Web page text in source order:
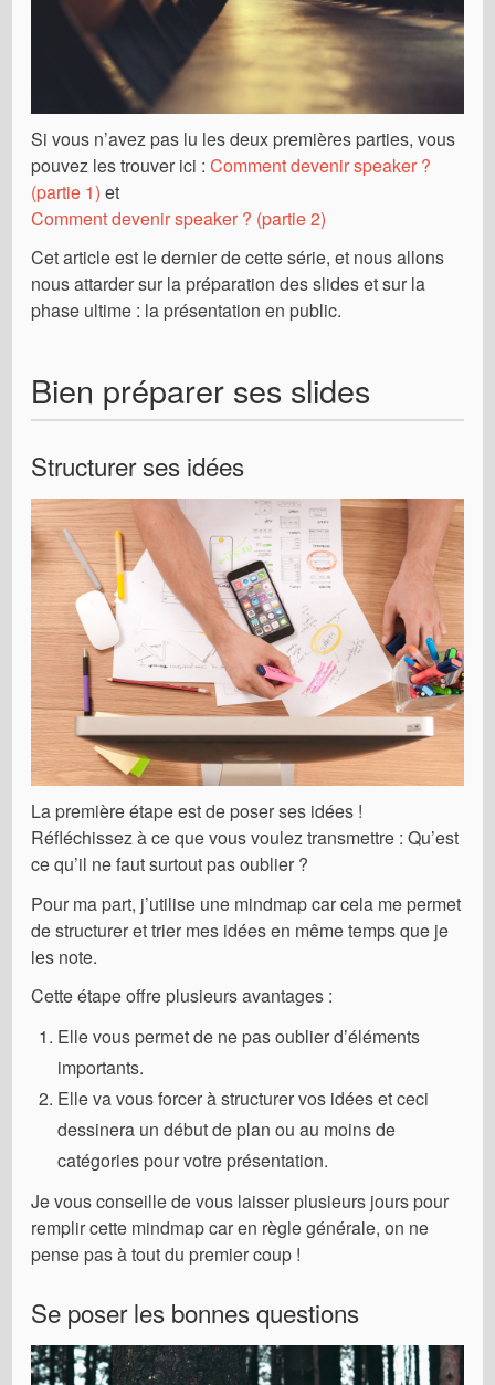
Si vous n’avez pas lu les deux premières parties, vous
pouvez les trouver ici :Comment devenir speaker ?
(partie 1) et
Comment devenir speaker ? (partie 2)
Cet article est le dernier de cette série, et nous allons
nous attarder sur la préparation des slides et sur la
phase ultime : la présentation en public.
Bien préparer ses slides
Structurer ses idées
La première étape est de poser ses idées !
Réfléchissez à ce que vous voulez transmettre : Qu’est
ce qu’il ne faut surtout pas oublier ?
Pour ma part, j’utilise une mindmap car cela me permet
de structurer et trier mes idées en même temps que je
les note.
Cette étape offre plusieurs avantages :
Elle vous permet de ne pas oublier d’éléments
importants.
Elle va vous forcer à structurer vos idées et ceci
dessinera un début de plan ou au moins de
catégories pour votre présentation.
Je vous conseille de vous laisser plusieurs jours pour
remplir cette mindmap car en règle générale, on ne
pense pas à tout du premier coup !
Se poser les bonnes questions